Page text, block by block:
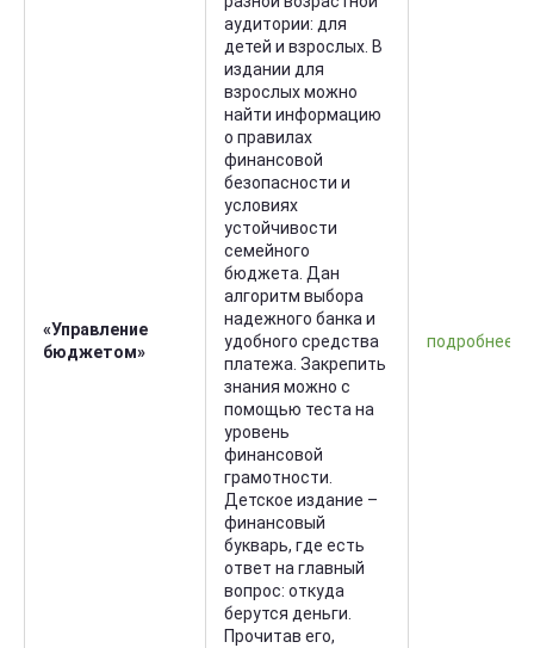
«Управление
бюджетом»
аудитории: для
детей и взрослых. В
издании для
взрослых можно
найти информацию
о правилах
финансовой
безопасности и
условиях
устойчивости
семейного
бюджета. Дан
алгоритм выбора
надежного банка и
удобного средства
платежа. Закрепить
знания можно с
помощью теста на
уровень
финансовой
грамотности.
Детское издание –
финансовый
букварь, где есть
ответ на главный
вопрос: откуда
берутся деньги.
Прочитав его,
подробнее